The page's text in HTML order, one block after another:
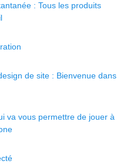
: Tous les produits
de site : Bienvenue dans
va vous permettre de jouer à